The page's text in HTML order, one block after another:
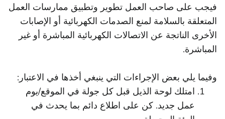
فيجب على صاحب العمل تطوير وتطبيق ممارسات العمل
المتعلقة بالسلامة لمنع الصدمات الكهربائية أو الإصابات
الأخرى الناتجة عن الاتصالات الكهربائية المباشرة أو غير
المباشرة.
وفيما يلي بعض الإجراءات التي ينبغي أخذها في الاعتبار:
امتلك لوحة الذيل قبل كل جولة في الموقع/يوم
عمل جديد. كن على اطلاع دائم بما يحدث في